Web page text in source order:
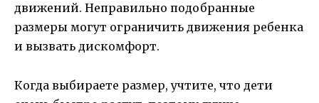
движений. Неправильно подобранные
размеры могут ограничить движения ребенка
и вызвать дискомфорт.
Когда выбираете размер, учтите, что дети